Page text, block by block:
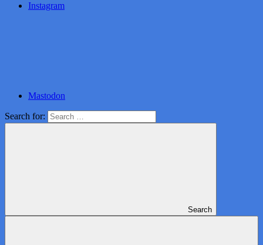
Instagram
Mastodon
Search for:
Search